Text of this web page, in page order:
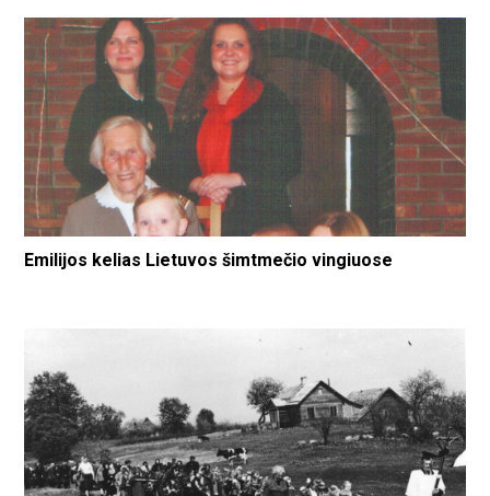
Emilijos kelias Lietuvos šimtmečio vingiuose